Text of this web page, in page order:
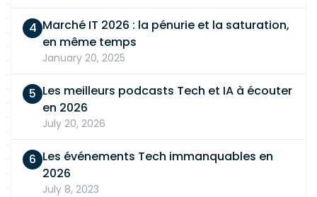
Marché IT 2026 : la pénurie et la saturation,
en même temps
January 20, 2025
Les meilleurs podcasts Tech et IA à écouter
en 2026
July 20, 2026
Les événements Tech immanquables en
2026
July 8, 2023